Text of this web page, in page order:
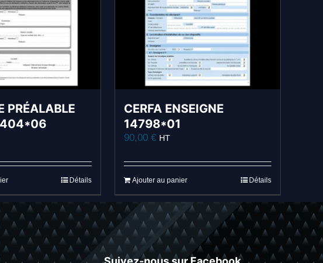
PRÉALABLE
Détails
CERFA ENSEIGNE
14798*01
90,00€ HT
Ajouter au panier Détails